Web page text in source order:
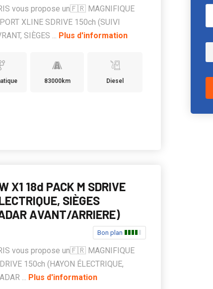
vous propose un🇫🇷 MAGNIFIQUE
XLINE SDRIVE 150ch (SUIVI
SIÈGES ... Plus d'information
83000km Diesel
X1 18d PACK M SDRIVE
SIÈGES
AVANT/ARRIERE)
Bon plan
vous propose un🇫🇷 MAGNIFIQUE
150ch (HAYON ÉLECTRIQUE,
... Plus d'information